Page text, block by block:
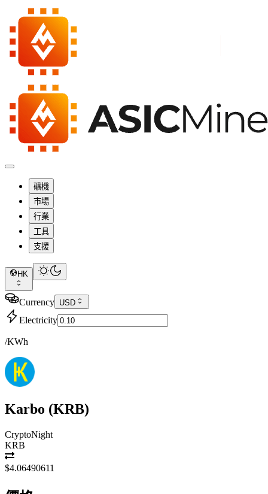
礦機
市場
行業
工具
支援
HK
Currency USD
Electricity
/KWh
Karbo (KRB)
CryptoNight
KRB
$4.06490611